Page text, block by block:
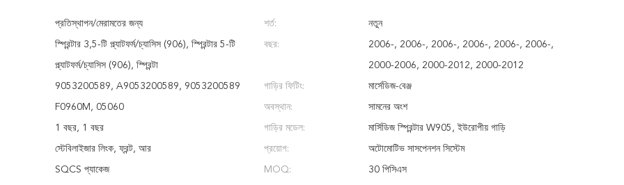
প্রতিস্থাপন/মেরামতের জন্য শর্ত: নতুন
স্প্রিন্টার 3,5-টি প্ল্যাটফর্ম/চ্যাসিস (906), স্প্রিন্টার 5-টি
প্ল্যাটফর্ম/চ্যাসিস (906), স্প্রিন্টা
বছর: 2006-, 2006-, 2006-, 2006-, 2006-, 2006-,
2000-2006, 2000-2012, 2000-2012
9053200589, A9053200589, 9053200589 গাড়ির ফিটিং: মার্সেডিজ-বেঞ্জ
F0960M, 05060 অবস্থান: সামনের অংশ
1 বছর, 1 বছর গাড়ির মডেল: মার্সিডিজ স্প্রিন্টার W905, ইউরোপীয় গাড়ি
স্টেবিলাইজার লিংক, ফ্রন্ট, আর প্রয়োগ: অটোমোটিভ সাসপেনশন সিস্টেম
SQCS প্যাকেজ MOQ: 30 পিসিএস